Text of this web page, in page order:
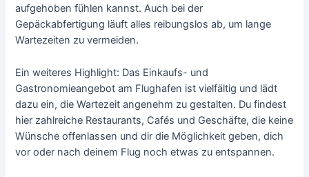
aufgehoben fühlen kannst. Auch bei der
Gepäckabfertigung läuft alles reibungslos ab, um lange
Wartezeiten zu vermeiden.
Ein weiteres Highlight: Das Einkaufs- und
Gastronomieangebot am Flughafen ist vielfältig und lädt
dazu ein, die Wartezeit angenehm zu gestalten. Du findest
hier zahlreiche Restaurants, Cafés und Geschäfte, die keine
Wünsche offenlassen und dir die Möglichkeit geben, dich
vor oder nach deinem Flug noch etwas zu entspannen.